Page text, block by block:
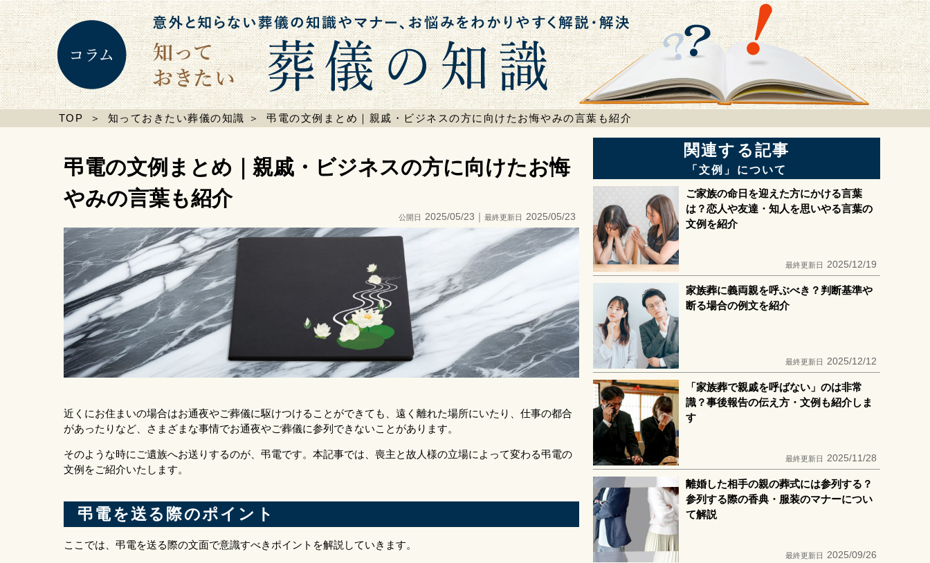
検索
TOP ＞ 知っておきたい葬儀の知識 ＞ 弔電の文例まとめ｜親戚・ビジネスの方に向けたお悔やみの言葉も紹介
弔電の文例まとめ｜親戚・ビジネスの方に向けたお悔
やみの言葉も紹介
公開日 2025/05/23｜ 最終更新日 2025/05/23
近くにお住まいの場合はお通夜やご葬儀に駆けつけることができても、遠く離れた場所にいたり、仕事の都合
があったりなど、さまざまな事情でお通夜やご葬儀に参列できないことがあります。
そのような時にご遺族へお送りするのが、弔電です。本記事では、喪主と故人様の立場によって変わる弔電の
文例をご紹介いたします。
弔電を送る際のポイント
ここでは、弔電を送る際の文面で意識すべきポイントを解説していきます。
関連する記事
「文例」について
ご家族の命日を迎えた方にかける言葉
は？恋人や友達・知人を思いやる言葉の
文例を紹介
最終更新日 2025/12/19
家族葬に義両親を呼ぶべき？判断基準や
断る場合の例文を紹介
最終更新日 2025/12/12
「家族葬で親戚を呼ばない」のは非常
識？事後報告の伝え方・文例も紹介しま
す
最終更新日 2025/11/28
離婚した相手の親の葬式には参列する？
参列する際の香典・服装のマナーについ
て解説
最終更新日 2025/09/26